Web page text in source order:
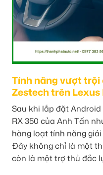
Tính năng vượt
Zestech trên Lexus
Sau khi lắp đặt
RX 350 của Anh Tấn
hàng loạt tính năng
Đây không chỉ là một
còn là một trợ thủ đắc